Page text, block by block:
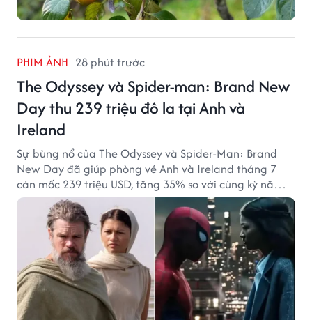
PHIM ẢNH 28 phút trước
The Odyssey và Spider-man: Brand New
Day thu 239 triệu đô la tại Anh và
Ireland
Sự bùng nổ của The Odyssey và Spider-Man: Brand
New Day đã giúp phòng vé Anh và Ireland tháng 7
cán mốc 239 triệu USD, tăng 35% so với cùng kỳ năm
ngoái.